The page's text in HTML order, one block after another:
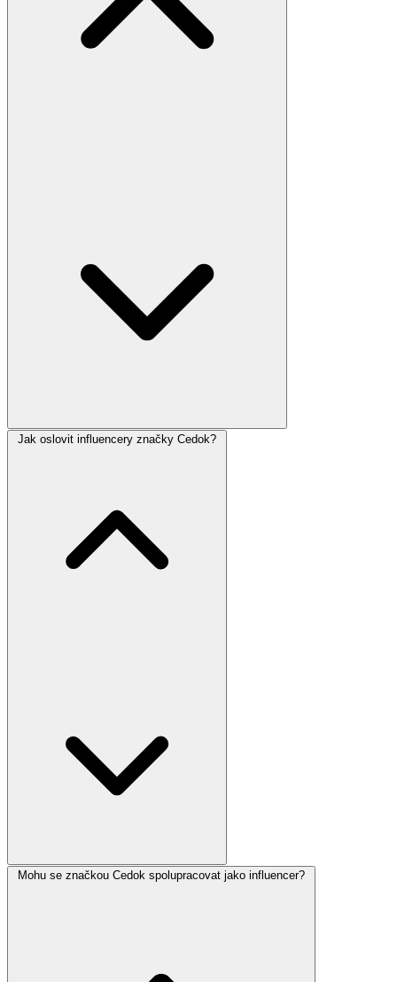
Jak oslovit influencery značky Cedok?
Mohu se značkou Cedok spolupracovat jako influencer?